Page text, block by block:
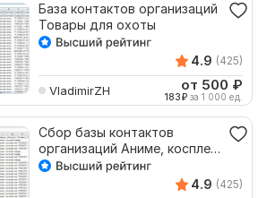
База контактов организаций
Товары для охоты
4.9 (425)
VladimirZH от 500 ₽
183₽ за 1 000 ед.
Сбор базы контактов
организаций Аниме, косплей
товары
4.9 (425)